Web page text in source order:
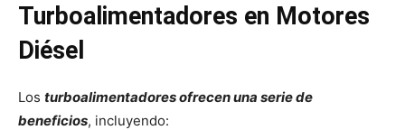
Turboalimentadores en Motores
Diésel
Los turboalimentadores ofrecen una serie de
beneficios, incluyendo: